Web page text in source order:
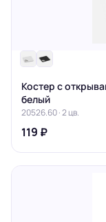
Костер с
белый
20526.60 · 2 цв.
119 ₽